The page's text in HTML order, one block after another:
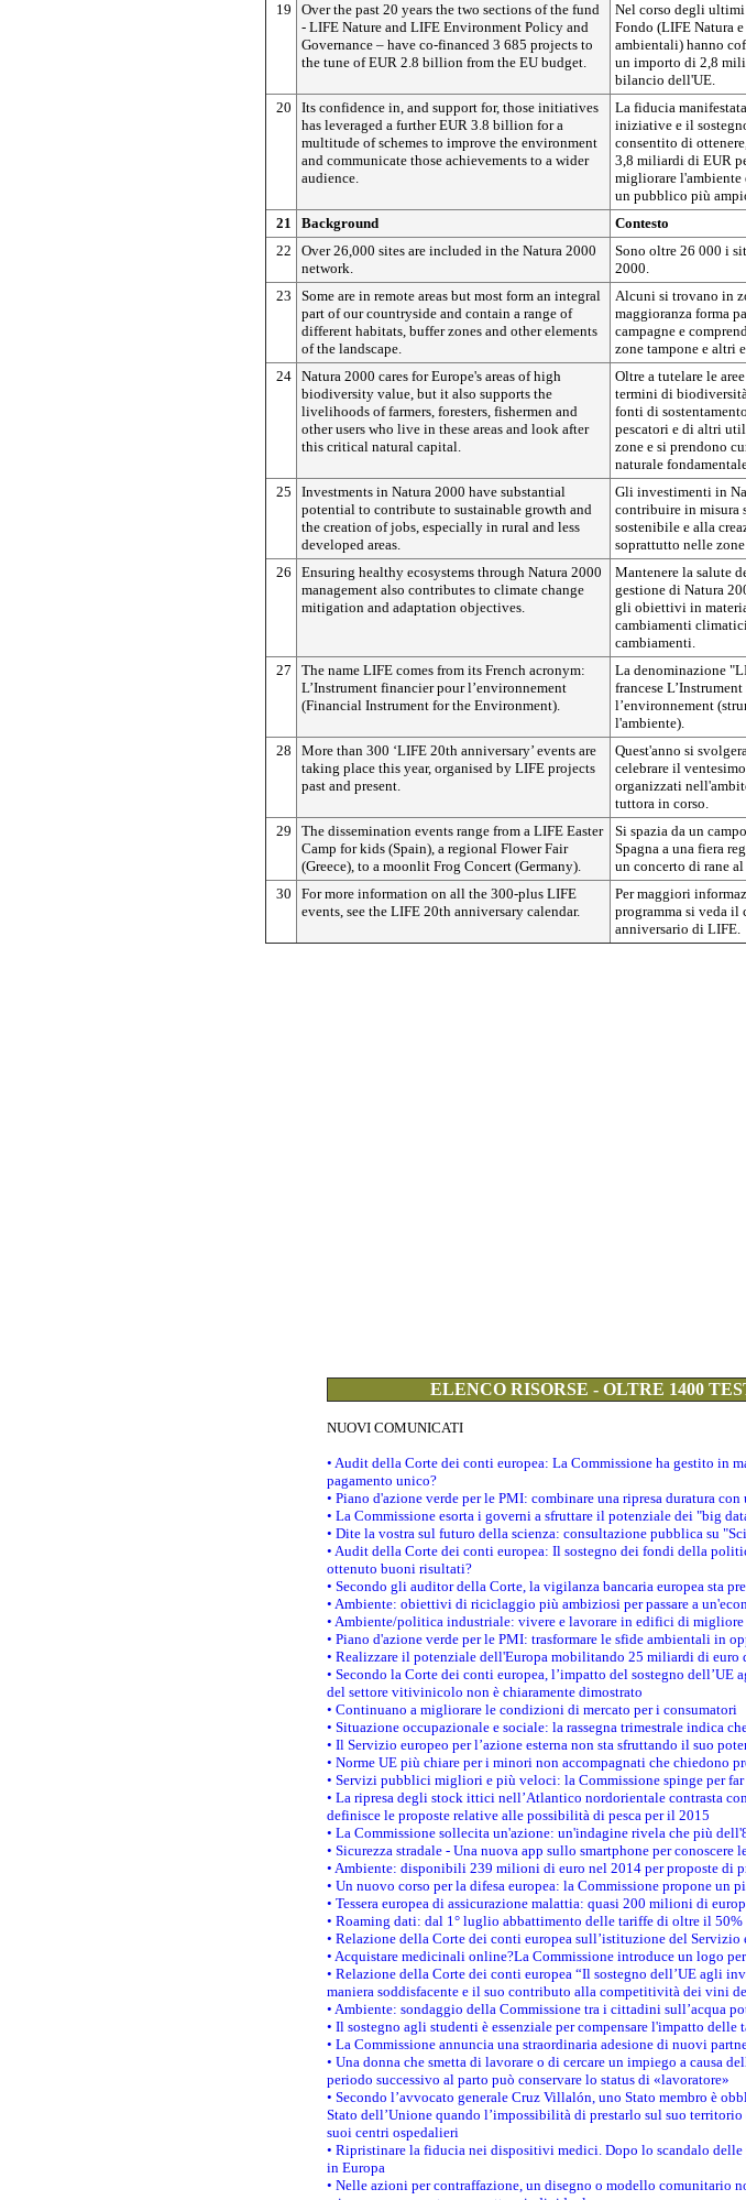
19
Over the past 20 years the two sections of the fund
- LIFE Nature and LIFE Environment Policy and
Governance – have co-financed 3 685 projects to
the tune of EUR 2.8 billion from the EU budget.
Nel corso degli
Fondo (LIFE Natura
ambientali) hanno
un importo di 2,8
bilancio dell'UE.
20
Its confidence in, and support for, those initiatives
has leveraged a further EUR 3.8 billion for a
multitude of schemes to improve the environment
and communicate those achievements to a wider
audience.
La fiducia
iniziative e il
consentito di
3,8 miliardi di EUR
migliorare l'ambiente
un pubblico più
21
Background
Contesto
22
Over 26,000 sites are included in the Natura 2000
network.
Sono oltre 26 000 i
2000.
23
Some are in remote areas but most form an integral
part of our countryside and contain a range of
different habitats, buffer zones and other elements
of the landscape.
Alcuni si trovano in
maggioranza forma
campagne e
zone tampone e altri
24 Natura 2000 cares for Europe's areas of high
biodiversity value, but it also supports the
livelihoods of farmers, foresters, fishermen and
other users who live in these areas and look after
this critical natural capital.
Oltre a tutelare le
termini di
fonti di
pescatori e di altri
zone e si prendono
naturale
25
Investments in Natura 2000 have substantial
potential to contribute to sustainable growth and
the creation of jobs, especially in rural and less
developed areas.
Gli investimenti in
contribuire in misura
sostenibile e alla
soprattutto nelle
26
Ensuring healthy ecosystems through Natura 2000
management also contributes to climate change
mitigation and adaptation objectives.
Mantenere la salute
gestione di Natura
gli obiettivi in
cambiamenti
cambiamenti.
27
The name LIFE comes from its French acronym:
L’Instrument financier pour l’environnement
(Financial Instrument for the Environment).
La denominazione
francese
l’environnement
l'ambiente).
28
More than 300 ‘LIFE 20th anniversary’ events are
taking place this year, organised by LIFE projects
past and present.
Quest'anno si
celebrare il
organizzati
tuttora in corso.
29
The dissemination events range from a LIFE Easter
Camp for kids (Spain), a regional Flower Fair
(Greece), to a moonlit Frog Concert (Germany).
Si spazia da un
Spagna a una fiera
un concerto di rane
30
For more information on all the 300-plus LIFE
events, see the LIFE 20th anniversary calendar.
Per maggiori
programma si veda il
anniversario di LIFE.
ELENCO RISORSE - OLTRE 1400
NUOVI COMUNICATI
• Audit della Corte dei conti europea: La Commissione ha gestito in
pagamento unico?
• Piano d'azione verde per le PMI: combinare una ripresa duratura
• La Commissione esorta i governi a sfruttare il potenziale dei "big
• Dite la vostra sul futuro della scienza: consultazione pubblica su
• Audit della Corte dei conti europea: Il sostegno dei fondi della
ottenuto buoni risultati?
• Secondo gli auditor della Corte, la vigilanza bancaria europea sta
• Ambiente: obiettivi di riciclaggio più ambiziosi per passare a
• Ambiente/politica industriale: vivere e lavorare in edifici di
• Piano d'azione verde per le PMI: trasformare le sfide ambientali in
• Realizzare il potenziale dell'Europa mobilitando 25 miliardi di euro
• Secondo la Corte dei conti europea, l’impatto del sostegno
del settore vitivinicolo non è chiaramente dimostrato
• Continuano a migliorare le condizioni di mercato per i consumatori
• Situazione occupazionale e sociale: la rassegna trimestrale indica
• Il Servizio europeo per l’azione esterna non sta sfruttando il suo
• Norme UE più chiare per i minori non accompagnati che chiedono
• Servizi pubblici migliori e più veloci: la Commissione spinge per
• La ripresa degli stock ittici nell’Atlantico nordorientale contrasta
definisce le proposte relative alle possibilità di pesca per il 2015
• La Commissione sollecita un'azione: un'indagine rivela che più
• Sicurezza stradale - Una nuova app sullo smartphone per
• Ambiente: disponibili 239 milioni di euro nel 2014 per proposte di
• Un nuovo corso per la difesa europea: la Commissione propone un
• Tessera europea di assicurazione malattia: quasi 200 milioni di
• Roaming dati: dal 1° luglio abbattimento delle tariffe di oltre il 50%
• Relazione della Corte dei conti europea sull’istituzione del Servizio
• Acquistare medicinali online?La Commissione introduce un logo
• Relazione della Corte dei conti europea “Il sostegno dell’UE agli
maniera soddisfacente e il suo contributo alla competitività dei vini
• Ambiente: sondaggio della Commissione tra i cittadini sull’acqua
• Il sostegno agli studenti è essenziale per compensare l'impatto delle
• La Commissione annuncia una straordinaria adesione di nuovi
• Una donna che smetta di lavorare o di cercare un impiego a
periodo successivo al parto può conservare lo status di «lavoratore»
• Secondo l’avvocato generale Cruz Villalón, uno Stato membro è
Stato dell’Unione quando l’impossibilità di prestarlo sul suo
suoi centri ospedalieri
• Ripristinare la fiducia nei dispositivi medici. Dopo lo scandalo
in Europa
• Nelle azioni per contraffazione, un disegno o modello comunitario